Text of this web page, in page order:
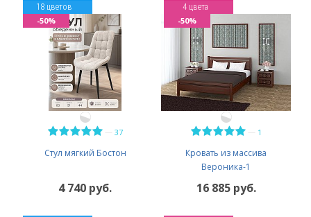
37
Стул мягкий Бостон
18 цветов
4 740 руб.
-50%
1
Кровать из массива
Вероника-1
4 цвета
16 885 руб.
-50%